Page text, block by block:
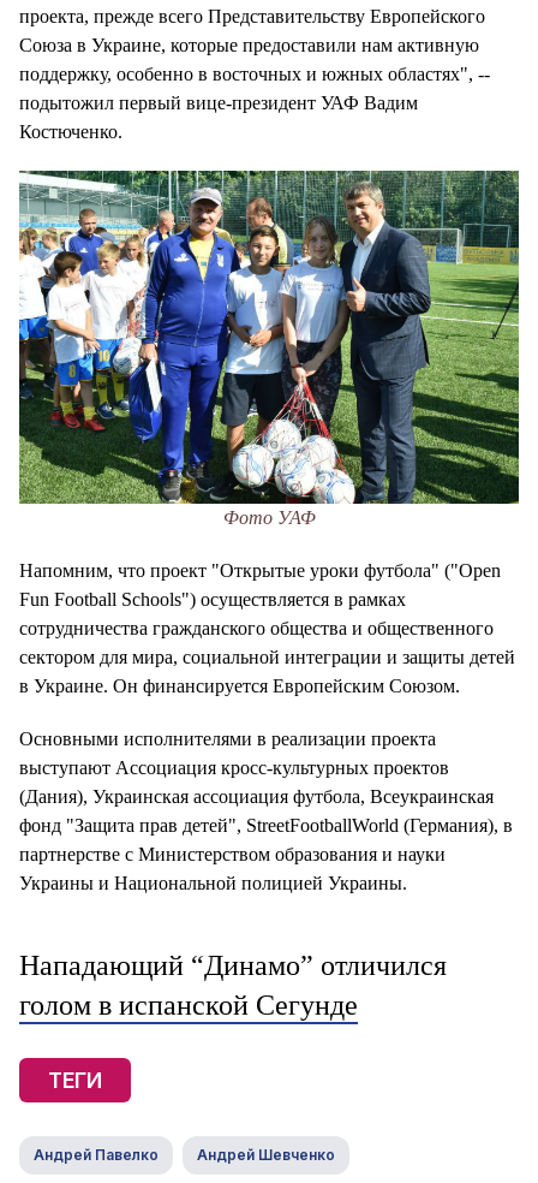
проекта, прежде всего Представительству Европейского
Союза в Украине, которые предоставили нам активную
поддержку, особенно в восточных и южных областях", --
подытожил первый вице-президент УАФ Вадим
Костюченко.
Фото УАФ
Напомним, что проект "Открытые уроки футбола" ("Open
Fun Football Schools") осуществляется в рамках
сотрудничества гражданского общества и общественного
сектором для мира, социальной интеграции и защиты детей
в Украине. Он финансируется Европейским Союзом.
Основными исполнителями в реализации проекта
выступают Ассоциация кросс-культурных проектов
(Дания), Украинская ассоциация футбола, Всеукраинская
фонд "Защита прав детей", StreetFootballWorld (Германия), в
партнерстве с Министерством образования и науки
Украины и Национальной полицией Украины.
Нападающий “Динамо” отличился
голом в испанской Сегунде
ТЕГИ
Андрей Павелко Андрей Шевченко